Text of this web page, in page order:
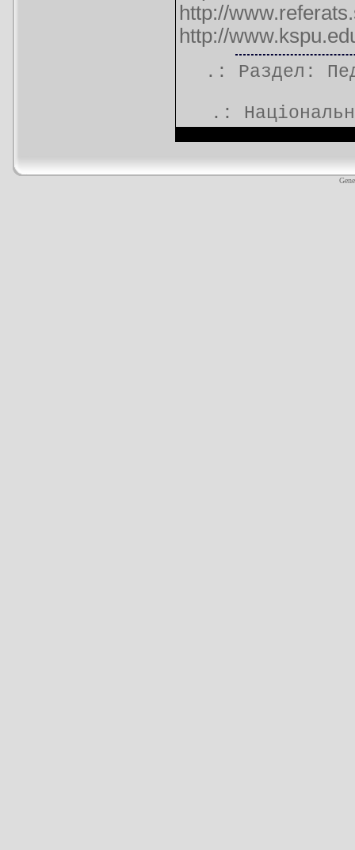
http://
http://
.: Раздел:
.: